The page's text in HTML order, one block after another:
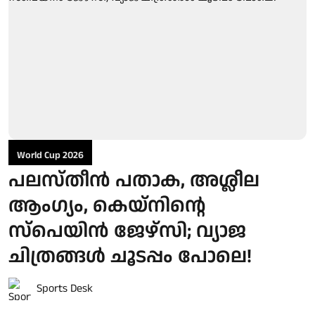
World Cup 2026
പലസ്തീൻ പതാക, അശ്ലീല
ആംഗ്യം, കെയ്‌നിന്റെ
സ്‌പെയിൻ ജേഴ്‌സി; വ്യാജ
ചിത്രങ്ങൾ ചൂടപ്പം പോലെ!
Sports Desk